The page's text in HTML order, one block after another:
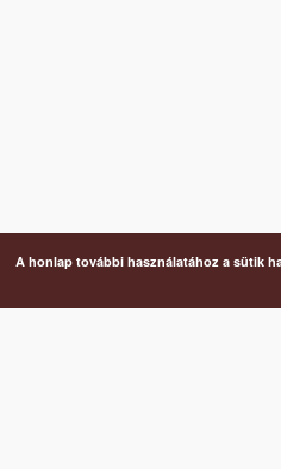
A honlap további használatához a sütik